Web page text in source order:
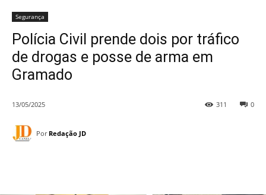
Segurança
Polícia Civil prende dois por tráfico
de drogas e posse de arma em
Gramado
13/05/2025 0
311
Por Redação JD